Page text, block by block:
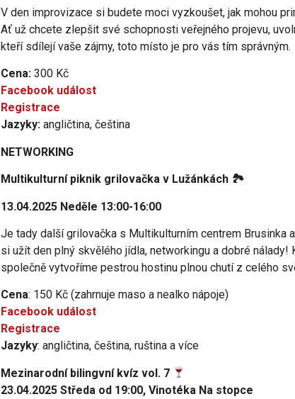
V den improvizace si budete moci vyzkoušet, jak mohou
Ať už chcete zlepšit své schopnosti veřejného projevu,
kteří sdílejí vaše zájmy, toto místo je pro vás tím správným.
Cena: 300 Kč
Facebook událost
Registrace
Jazyky: angličtina, čeština
NETWORKING
Multikulturní piknik grilovačka v Lužánkách 🏞
13.04.2025 Neděle 13:00-16:00
Je tady další grilovačka s Multikulturním centrem Brusinka
si užít den plný skvělého jídla, networkingu a dobré
společně vytvoříme pestrou hostinu plnou chutí z celého
Cena: 150 Kč (zahrnuje maso a nealko nápoje)
Facebook událost
Registrace
Jazyky: angličtina, čeština, ruština a více
Mezinarodní bilingvní kvíz vol. 7
23.04.2025 Středa od 19:00, Vinotéka Na stopce